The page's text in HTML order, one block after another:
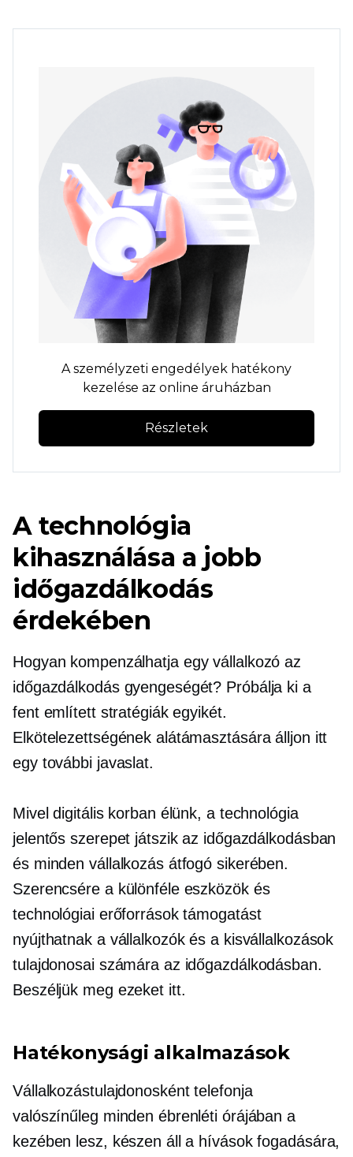
A személyzeti engedélyek hatékony
kezelése az online áruházban
Részletek
A technológia
kihasználása a jobb
időgazdálkodás
érdekében
Hogyan kompenzálhatja egy vállalkozó az
időgazdálkodás gyengeségét? Próbálja ki a
fent említett stratégiák egyikét.
Elkötelezettségének alátámasztására álljon itt
egy további javaslat.
Mivel digitális korban élünk, a technológia
jelentős szerepet játszik az időgazdálkodásban
és minden vállalkozás átfogó sikerében.
Szerencsére a különféle eszközök és
technológiai erőforrások támogatást
nyújthatnak a vállalkozók és a kisvállalkozások
tulajdonosai számára az időgazdálkodásban.
Beszéljük meg ezeket itt.
Hatékonysági alkalmazások
Vállalkozástulajdonosként telefonja
valószínűleg minden ébrenléti órájában a
kezében lesz, készen áll a hívások fogadására,